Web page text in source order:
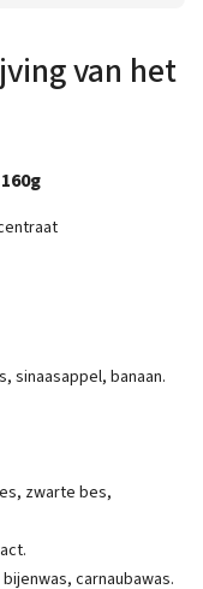
van het
sinaasappel, banaan.
zwarte bes,
carnaubawas.